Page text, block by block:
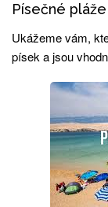
Písečné
Ukážeme vám,
písek a jsou